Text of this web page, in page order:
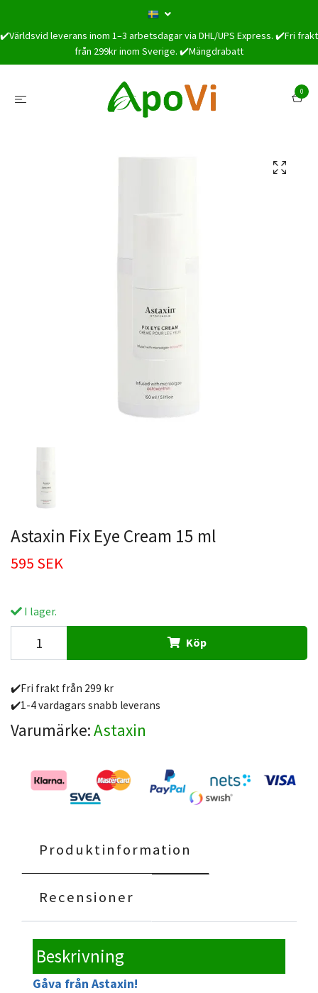
✔️Världsvid leverans inom 1–3 arbetsdagar via DHL/UPS Express. ✔️Fri frakt
från 299kr inom Sverige. ✔️Mängdrabatt
0
Astaxin Fix Eye Cream 15 ml
595 SEK
I lager.
Köp
✔️Fri frakt från 299 kr
✔️1-4 vardagars snabb leverans
Varumärke:Astaxin
Produktinformation
Recensioner
Beskrivning
Gåva från Astaxin!